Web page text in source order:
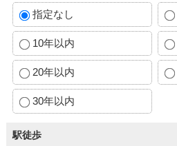
指定なし
10年以内
20年以内
30年以内
駅徒歩